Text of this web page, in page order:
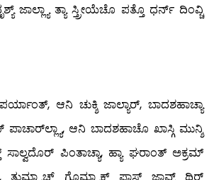
ಜಾಲ್ಲ್ಯಾ ತ್ಯಾ ಸ್ತ್ರೀಯೆಚೊ ಪತ್ತೊ ಧರ್ನ್ ದಿಂವ್ಚಿ
ಆನಿ ಚುಕ್ಶಿ ಜಾಲ್ಯಾರ್, ಬಾದಶಹಾಚ್ಯಾ
ಪಾಚಾರ್‌ಲ್ಲ್ಯಾ, ಆನಿ ಬಾದಶಹಾಚೊ ಖಾಸ್ಗಿ ಮುನ್ಶಿ
ಸಾಲ್ವದೊರ್ ಪಿಂತಾಚ್ಯಾ, ಹ್ಯಾ ಘರಾಂತ್ ಅಕ್ರಮ್